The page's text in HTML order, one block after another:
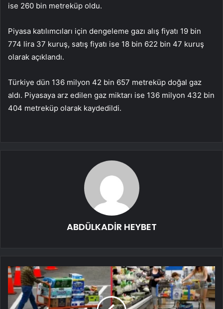
ise 260 bin metreküp oldu.
Piyasa katılımcıları için dengeleme gazı alış fiyatı 19 bin
774 lira 37 kuruş, satış fiyatı ise 18 bin 622 bin 47 kuruş
olarak açıklandı.
Türkiye dün 136 milyon 42 bin 657 metreküp doğal gaz
aldı. Piyasaya arz edilen gaz miktarı ise 136 milyon 432 bin
404 metreküp olarak kaydedildi.
ABDÜLKADİR HEYBET